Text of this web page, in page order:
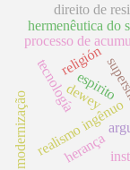
processo de
religión
realismo ingênuo
tecnologíadewey
espirito
herança
modernização
hermenêutica do
direito de